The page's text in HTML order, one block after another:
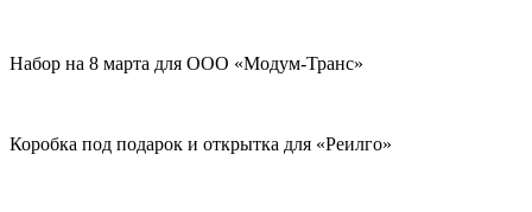
Набор на 8 марта для ООО «Модум-Транс»
Коробка под подарок и открытка для «Реилго»